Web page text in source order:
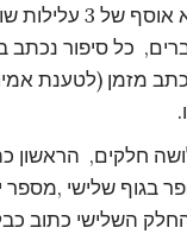
הספר הוא אוסף של
כל סיפור נכתב
מזמן (לטענת
חלקים, הראשון
בגוף שלישי ,מספר
השלישי כתוב